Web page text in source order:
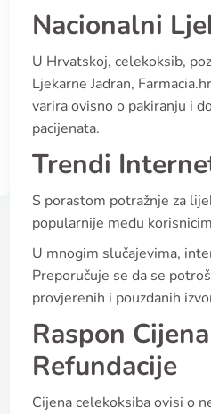
Nacionalni
U Hrvatskoj, celekoksib,
Ljekarne Jadran,
varira ovisno o pakiranju i
pacijenata.
Trendi
S porastom potražnje za
popularnije među
U mnogim slučajevima,
Preporučuje se da se
provjerenih i pouzdanih
Raspon
Refundacije
Cijena celekoksiba ovisi o